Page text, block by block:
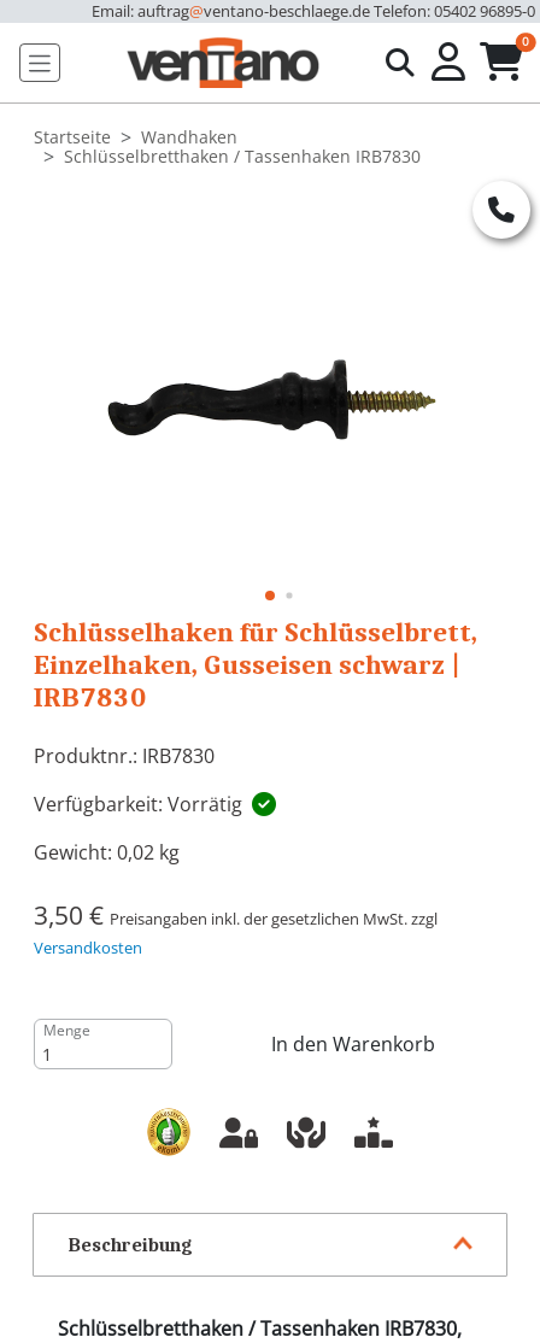
Email: auftrag@ventano-beschlaege.deTelefon: 05402 96895-0
0
Startseite
Wandhaken
Schlüsselbretthaken / Tassenhaken IRB7830
Schlüsselhaken für Schlüsselbrett,
Einzelhaken, Gusseisen schwarz |
IRB7830
Produktnr.: IRB7830
Verfügbarkeit: Vorrätig
Gewicht: 0,02 kg
3,50 € Preisangaben inkl. der gesetzlichen MwSt. zzgl
Versandkosten
Menge
In den Warenkorb
Beschreibung
Schlüsselbretthaken / Tassenhaken IRB7830,